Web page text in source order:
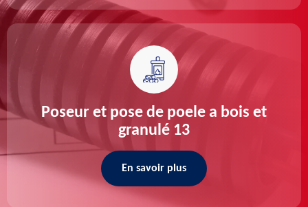
Poseur et pose de poele a bois et
granulé 13
En savoir plus